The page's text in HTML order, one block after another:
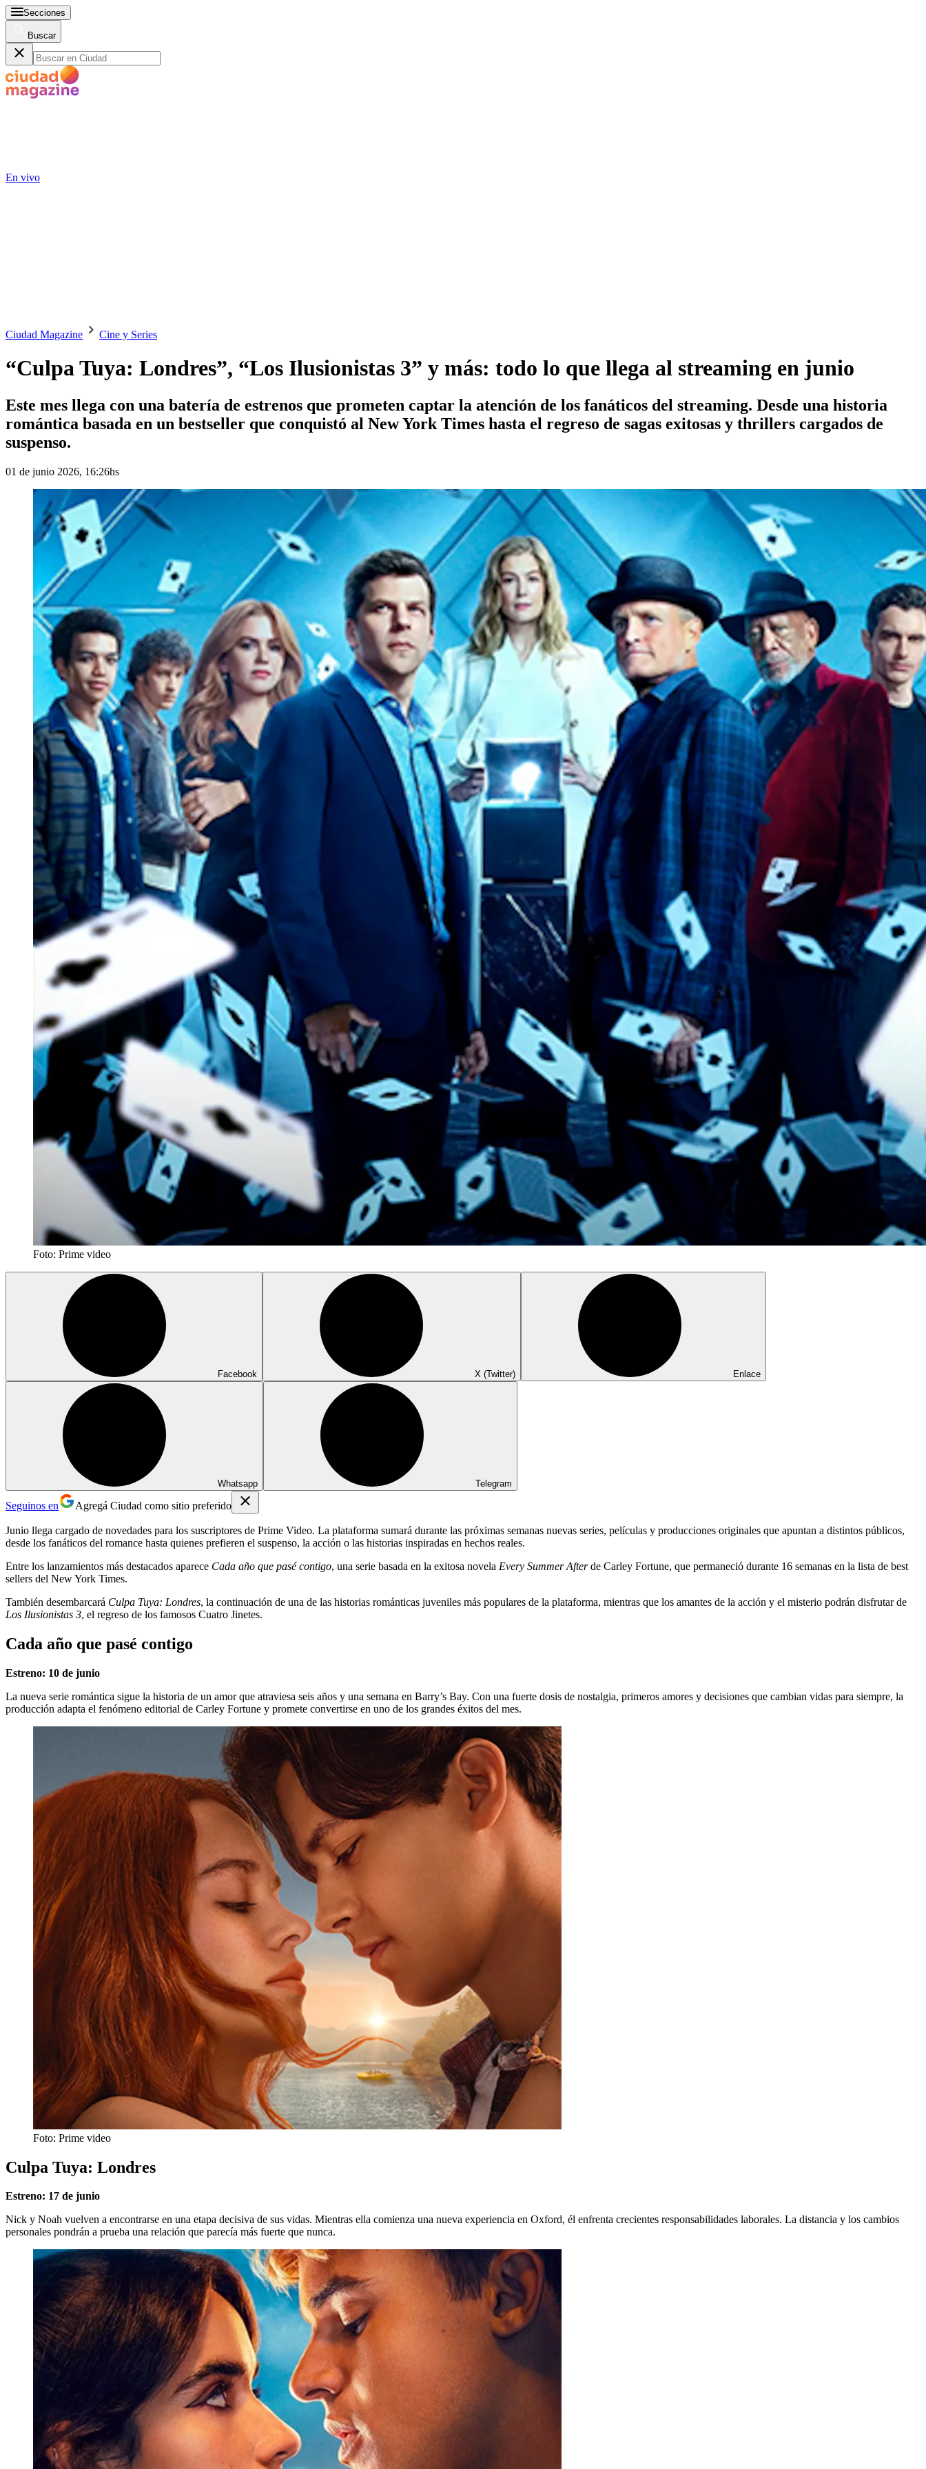
Secciones
Buscar
En vivo
Ciudad Magazine Cine y Series
“Culpa Tuya: Londres”, “Los Ilusionistas 3” y más: todo lo que llega al streaming en junio
Este mes llega con una batería de estrenos que prometen captar la atención de los fanáticos del streaming. Desde una historia
romántica basada en un bestseller que conquistó al New York Times hasta el regreso de sagas exitosas y thrillers cargados de
suspenso.
01 de junio 2026, 16:26hs
Foto: Prime video
Facebook X (Twitter) Enlace
Whatsapp Telegram
Seguinos en Agregá Ciudad como sitio preferido
Junio llega cargado de novedades para los suscriptores de Prime Video. La plataforma sumará durante las próximas semanas nuevas series, películas y producciones originales que apuntan a distintos públicos,
desde los fanáticos del romance hasta quienes prefieren el suspenso, la acción o las historias inspiradas en hechos reales.
Entre los lanzamientos más destacados aparece Cada año que pasé contigo, una serie basada en la exitosa novela Every Summer Afterde Carley Fortune, que permaneció durante 16 semanas en la lista de best
sellers del New York Times.
También desembarcará Culpa Tuya: Londres, la continuación de una de las historias románticas juveniles más populares de la plataforma, mientras que los amantes de la acción y el misterio podrán disfrutar de
Los Ilusionistas 3, el regreso de los famosos Cuatro Jinetes.
Cada año que pasé contigo
Estreno: 10 de junio
La nueva serie romántica sigue la historia de un amor que atraviesa seis años y una semana en Barry’s Bay. Con una fuerte dosis de nostalgia, primeros amores y decisiones que cambian vidas para siempre, la
producción adapta el fenómeno editorial de Carley Fortune y promete convertirse en uno de los grandes éxitos del mes.
Foto: Prime video
Culpa Tuya: Londres
Estreno: 17 de junio
Nick y Noah vuelven a encontrarse en una etapa decisiva de sus vidas. Mientras ella comienza una nueva experiencia en Oxford, él enfrenta crecientes responsabilidades laborales. La distancia y los cambios
personales pondrán a prueba una relación que parecía más fuerte que nunca.